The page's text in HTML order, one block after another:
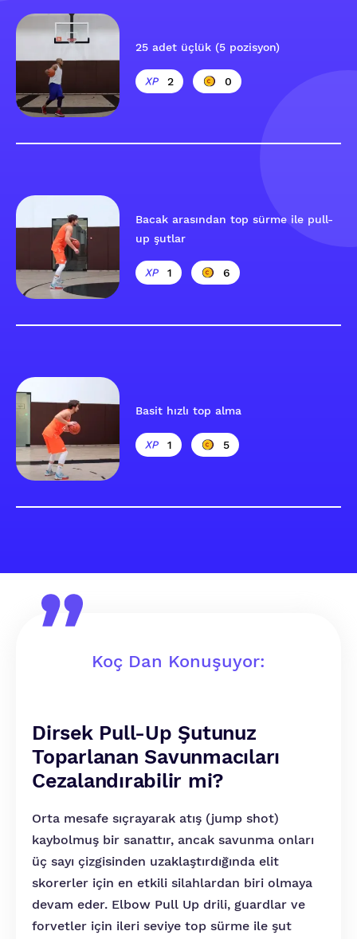
25 adet üçlük (5 pozisyon)
2 0
Bacak arasından top sürme ile pull-
up şutlar
1 6
Basit hızlı top alma
1 5
Koç Dan Konuşuyor:
Dirsek Pull-Up Şutunuz
Toparlanan Savunmacıları
Cezalandırabilir mi?
Orta mesafe sıçrayarak atış (jump shot)
kaybolmuş bir sanattır, ancak savunma onları
üç sayı çizgisinden uzaklaştırdığında elit
skorerler için en etkili silahlardan biri olmaya
devam eder. Elbow Pull Up drili, guardlar ve
forvetler için ileri seviye top sürme ile şut